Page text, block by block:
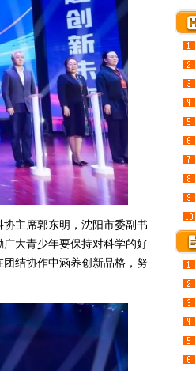
主席郭东明，沈阳市委副书
大青少年要保持对科学的好
结协作中涵养创新品格，努